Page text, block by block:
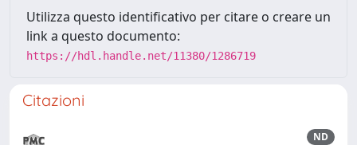
Utilizza questo identificativo per citare o creare un
link a questo documento:
https://hdl.handle.net/11380/1286719
Citazioni
ND